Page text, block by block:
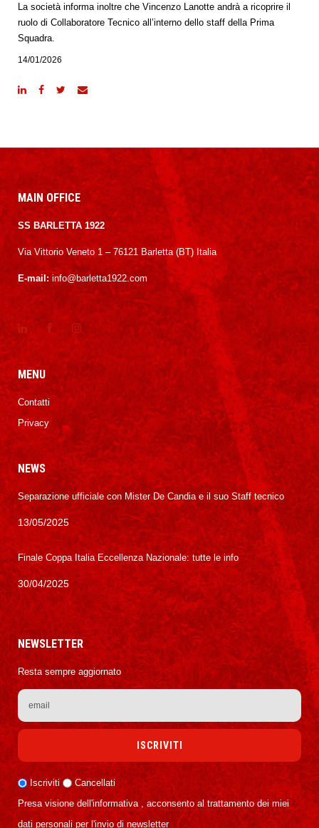
La società informa inoltre che Vincenzo Lanotte andrà a ricoprire il
ruolo di Collaboratore Tecnico all’interno dello staff della Prima
Squadra.
14/01/2026
MAIN OFFICE
SS BARLETTA 1922
Via Vittorio Veneto 1 – 76121 Barletta (BT) Italia
E-mail: info@barletta1922.com
MENU
Contatti
Privacy
NEWS
Separazione ufficiale con Mister De Candia e il suo Staff tecnico
13/05/2025
Finale Coppa Italia Eccellenza Nazionale: tutte le info
30/04/2025
NEWSLETTER
Resta sempre aggiornato
Iscriviti
Cancellati
Presa visione dell'informativa , acconsento al trattamento dei miei
dati personali per l'invio di newsletter